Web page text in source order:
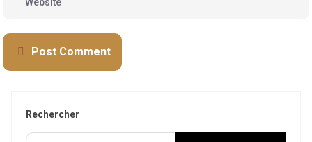
Post Comment
Rechercher